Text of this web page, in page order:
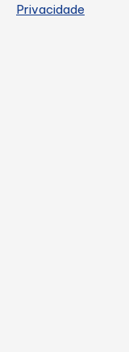
Privacidade